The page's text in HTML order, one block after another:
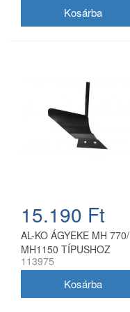
15.190 Ft
AL-KO ÁGYEKE MH 770/
MH1150 TÍPUSHOZ
113975